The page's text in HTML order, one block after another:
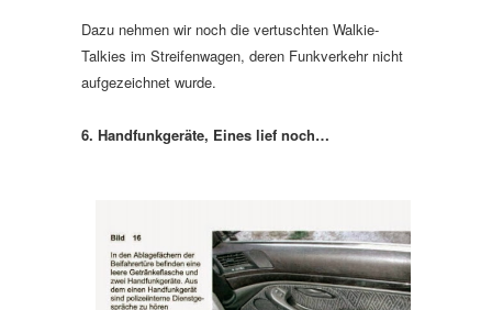
Dazu nehmen wir noch die vertuschten Walkie-
Talkies im Streifenwagen, deren Funkverkehr nicht
aufgezeichnet wurde.
6. Handfunkgeräte, Eines lief noch…